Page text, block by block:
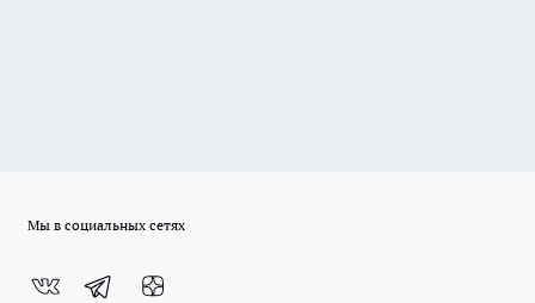
Мы в социальных сетях